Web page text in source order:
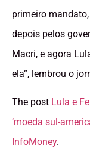
primeiro
depois pelos
Macri, e agora
ela”, lembrou o
The post Lula e
‘moeda sul-
InfoMoney.